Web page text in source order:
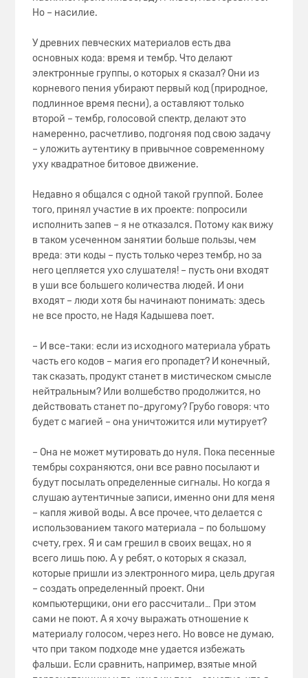
Но – насилие.
У древних певческих материалов есть два
основных кода: время и тембр. Что делают
электронные группы, о которых я сказал? Они из
корневого пения убирают первый код (природное,
подлинное время песни), а оставляют только
второй – тембр, голосовой спектр, делают это
намеренно, расчетливо, подгоняя под свою задачу
– уложить аутентику в привычное современному
уху квадратное битовое движение.
Недавно я общался с одной такой группой. Более
того, принял участие в их проекте: попросили
исполнить запев – я не отказался. Потому как вижу
в таком усеченном занятии больше пользы, чем
вреда: эти коды – пусть только через тембр, но за
него цепляется ухо слушателя! – пусть они входят
в уши все большего количества людей. И они
входят – люди хотя бы начинают понимать: здесь
не все просто, не Надя Кадышева поет.
– И все-таки: если из исходного материала убрать
часть его кодов – магия его пропадет? И конечный,
так сказать, продукт станет в мистическом смысле
нейтральным? Или волшебство продолжится, но
действовать станет по-другому? Грубо говоря: что
будет с магией – она уничтожится или мутирует?
– Она не может мутировать до нуля. Пока песенные
тембры сохраняются, они все равно посылают и
будут посылать определенные сигналы. Но когда я
слушаю аутентичные записи, именно они для меня
– капля живой воды. А все прочее, что делается с
использованием такого материала – по большому
счету, грех. Я и сам грешил в своих вещах, но я
всего лишь пою. А у ребят, о которых я сказал,
которые пришли из электронного мира, цель другая
– создать определенный проект. Они
компьютерщики, они его рассчитали… При этом
сами не поют. А я хочу выражать отношение к
материалу голосом, через него. Но вовсе не думаю,
что при таком подходе мне удается избежать
фальши. Если сравнить, например, взятые мной